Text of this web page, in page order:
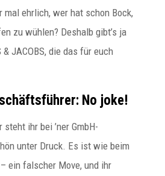
ehrlich, wer hat schon Bock,
zu wühlen? Deshalb gibt’s ja
JACOBS, die das für euch
No joke!
ihr bei ’ner GmbH-
unter Druck. Es ist wie beim
ein falscher Move, und ihr